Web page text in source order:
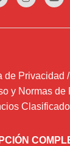
de Privacidad
y Normas de